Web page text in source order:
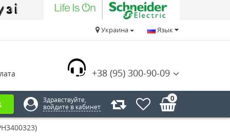
Язык
Украина
+38 (95) 300-90-09
Здравствуйте,
войдите в кабинет
0